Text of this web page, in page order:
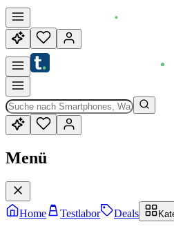
Menü
Home Testlabor Deals